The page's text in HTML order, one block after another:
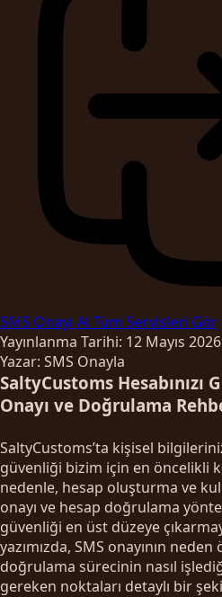
SMS Onayı Al Tüm Servisleri Gör
Yayınlanma Tarihi: 12 Mayıs 2026
Yazar: SMS Onayla
SaltyCustoms Hesabınızı
Onayı ve Doğrulama
SaltyCustoms’ta kişisel
güvenliği bizim için en öncelikli
nedenle, hesap oluşturma ve
onayı ve hesap doğrulama
güvenliği en üst düzeye
yazımızda, SMS onayının
doğrulama sürecinin nasıl
gereken noktaları detaylı bir